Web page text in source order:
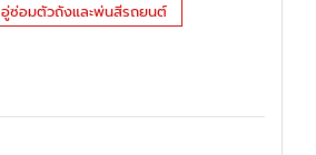
อู่ซ่อมตัวถังและพ่นสีรถยนต์